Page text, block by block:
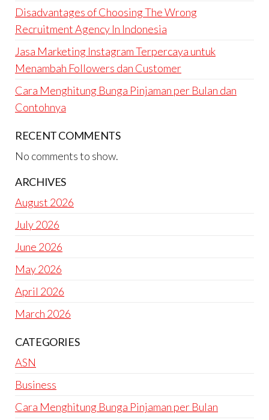
Disadvantages of Choosing The Wrong
Recruitment Agency In Indonesia
Jasa Marketing Instagram Terpercaya untuk
Menambah Followers dan Customer
Cara Menghitung Bunga Pinjaman per Bulan dan
Contohnya
RECENT COMMENTS
No comments to show.
ARCHIVES
August 2026
July 2026
June 2026
May 2026
April 2026
March 2026
CATEGORIES
ASN
Business
Cara Menghitung Bunga Pinjaman per Bulan